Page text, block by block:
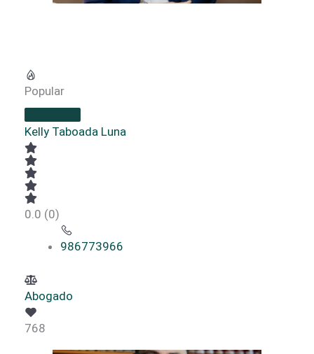
Popular
Kelly Taboada Luna
0.0 (0)
986773966
Abogado
768